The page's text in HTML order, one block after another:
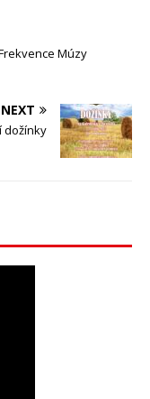
Múzy
NEXT
dožínky